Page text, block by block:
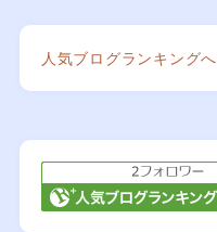
人気ブログランキングへ